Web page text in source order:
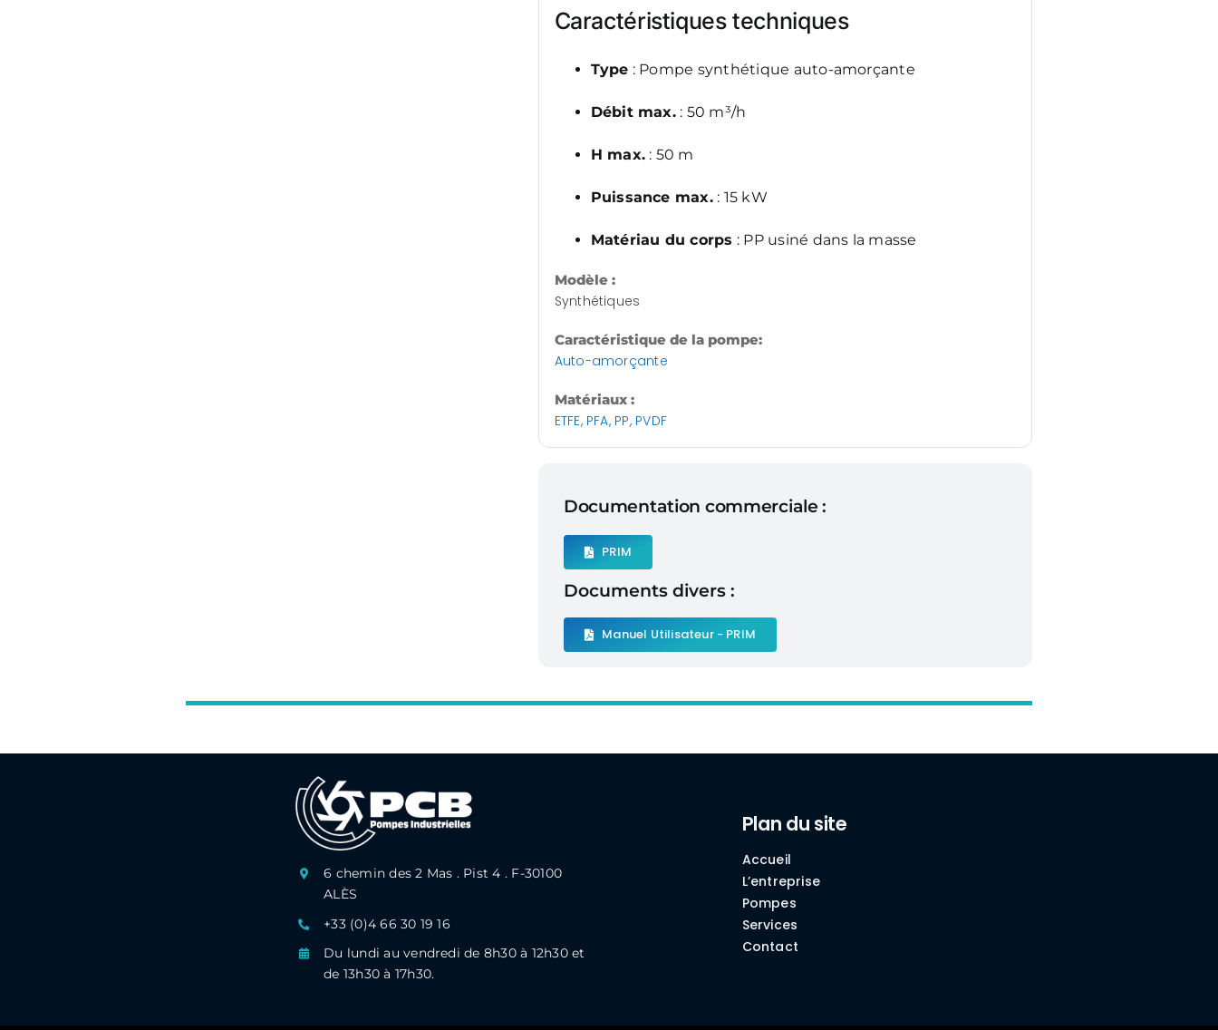
Caractéristiques techniques
Type : Pompe synthétique auto-amorçante
Débit max.: 50 m³/h
H max. : 50 m
Puissance max.: 15 kW
Matériau du corps : PP usiné dans la masse
Modèle :
Synthétiques
Caractéristique de la pompe:
Auto-amorçante
Matériaux :
ETFE, PFA, PP, PVDF
Documentation commerciale :
PRIM
Documents divers :
Manuel Utilisateur - PRIM
6 chemin des 2 Mas . Pist 4 . F-30100
ALÈS
+33 (0)4 66 30 19 16
Du lundi au vendredi de 8h30 à 12h30 et
de 13h30 à 17h30.
Plan du site
Accueil
L’entreprise
Pompes
Services
Contact